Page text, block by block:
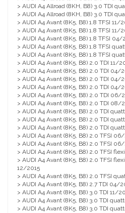
> AUDI A4 Allroad (8KH, B8) 3.0 TDI
> AUDI A4 Allroad (8KH, B8) 3.0 TDI
> AUDI A4 Avant (8K5, B8) 1.8 TFSI 11/
> AUDI A4 Avant (8K5, B8) 1.8 TFSI
> AUDI A4 Avant (8K5, B8) 1.8 TFSI
> AUDI A4 Avant (8K5, B8) 1.8 TFSI
> AUDI A4 Avant (8K5, B8) 1.8 TFSI
> AUDI A4 Avant (8K5, B8) 2.0 TDI 11/
> AUDI A4 Avant (8K5, B8) 2.0 TDI
> AUDI A4 Avant (8K5, B8) 2.0 TDI
> AUDI A4 Avant (8K5, B8) 2.0 TDI
> AUDI A4 Avant (8K5, B8) 2.0 TDI
> AUDI A4 Avant (8K5, B8) 2.0 TDI
> AUDI A4 Avant (8K5, B8) 2.0 TDI
> AUDI A4 Avant (8K5, B8) 2.0 TDI
> AUDI A4 Avant (8K5, B8) 2.0 TDI
> AUDI A4 Avant (8K5, B8) 2.0 TFSI
> AUDI A4 Avant (8K5, B8) 2.0 TFSI
> AUDI A4 Avant (8K5, B8) 2.0 TFSI
> AUDI A4 Avant (8K5, B8) 2.0 TFSI
12/2015
> AUDI A4 Avant (8K5, B8) 2.0 TFSI
> AUDI A4 Avant (8K5, B8) 2.7 TDI
> AUDI A4 Avant (8K5, B8) 3.0 TDI 11/
> AUDI A4 Avant (8K5, B8) 3.0 TDI
> AUDI A4 Avant (8K5, B8) 3.0 TDI